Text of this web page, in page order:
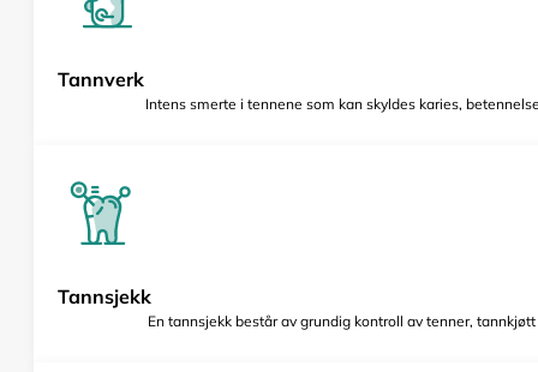
Tannverk
Intens smerte i tennene som kan skyldes karies,
Tannsjekk
En tannsjekk består av grundig kontroll av tenner,